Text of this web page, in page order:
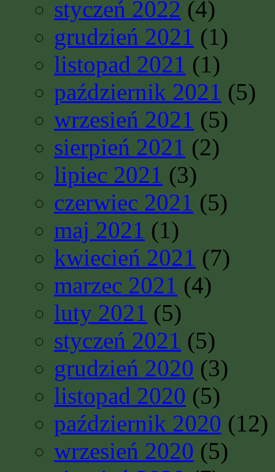
styczeń 2022 (4)
grudzień 2021 (1)
listopad 2021 (1)
październik 2021 (5)
wrzesień 2021 (5)
sierpień 2021 (2)
lipiec 2021 (3)
czerwiec 2021 (5)
maj 2021 (1)
kwiecień 2021 (7)
marzec 2021 (4)
luty 2021 (5)
styczeń 2021 (5)
grudzień 2020 (3)
listopad 2020 (5)
październik 2020 (12)
wrzesień 2020 (5)